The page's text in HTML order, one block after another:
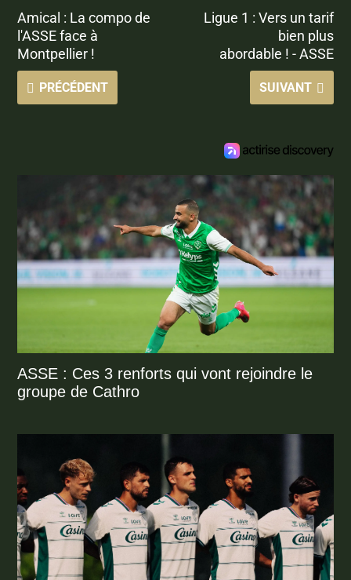
Amical : La compo de
l'ASSE face à
Montpellier !
PRÉCÉDENT
Ligue 1 : Vers un tarif
bien plus
abordable ! - ASSE
SUIVANT
ASSE : Ces 3 renforts qui vont rejoindre le
groupe de Cathro